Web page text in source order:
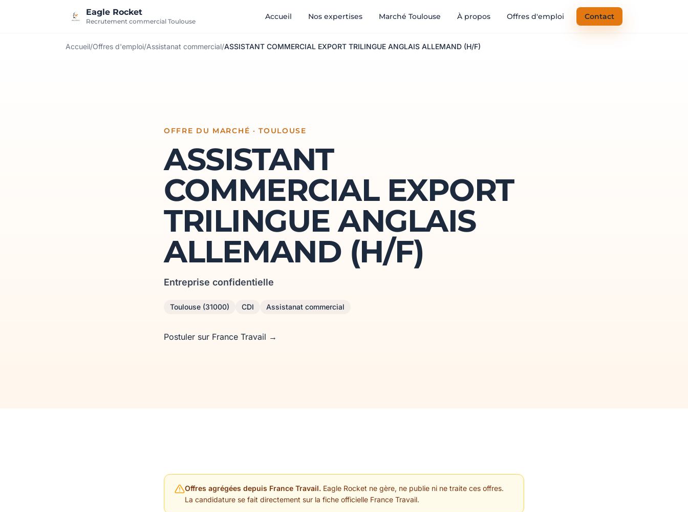
Eagle Rocket
Recrutement commercial Toulouse
Accueil Nos expertises Marché Toulouse À propos Offres d'emploi Contact
Accueil/Offres d'emploi/Assistanat commercial/ASSISTANT COMMERCIAL EXPORT TRILINGUE ANGLAIS ALLEMAND (H/F)
OFFRE DU MARCHÉ · TOULOUSE
ASSISTANT
COMMERCIAL EXPORT
TRILINGUE ANGLAIS
ALLEMAND (H/F)
Entreprise confidentielle
Toulouse (31000) CDI Assistanat commercial
Postuler sur France Travail →
Offres agrégées depuis France Travail. Eagle Rocket ne gère, ne publie ni ne traite ces offres.
La candidature se fait directement sur la fiche officielle France Travail.